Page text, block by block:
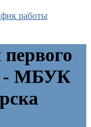
работы
- МБУК